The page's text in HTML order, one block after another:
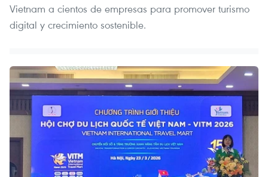
Vietnam a cientos de empresas para promover turismo
digital y crecimiento sostenible.